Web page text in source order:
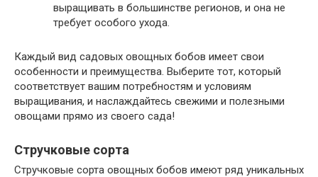
выращивать в большинстве регионов, и она не
требует особого ухода.
Каждый вид садовых овощных бобов имеет свои
особенности и преимущества. Выберите тот, который
соответствует вашим потребностям и условиям
выращивания, и наслаждайтесь свежими и полезными
овощами прямо из своего сада!
Стручковые сорта
Стручковые сорта овощных бобов имеют ряд уникальных